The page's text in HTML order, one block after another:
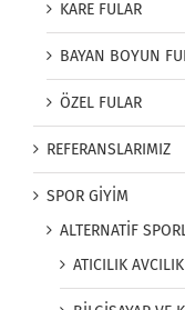
KARE FULAR
BAYAN BOYUN
ÖZEL FULAR
REFERANSLARIMIZ
SPOR GİYİM
ALTERNATİF
ATICILIK AVCILIK